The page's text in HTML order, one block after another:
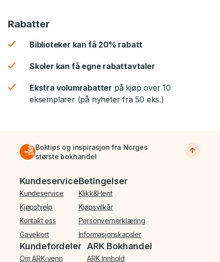
Rabatter
Biblioteker kan få 20% rabatt
Skoler kan få egne rabattavtaler
Ekstra volumrabatter på kjøp over 10
eksemplarer (på nyheter fra 50 eks.)
Boktips og inspirasjon fra Norges
største bokhandel
Bunnmeny
Kundeservice
Kundeservice
Kjøpshjelp
Kontakt oss
Gavekort
Betingelser
Klikk&Hent
Kjøpsvilkår
Personvernerklæring
Informasjonskapsler
Kundefordeler
Om ARK-venn
ARK Bokhandel
ARK Innhold